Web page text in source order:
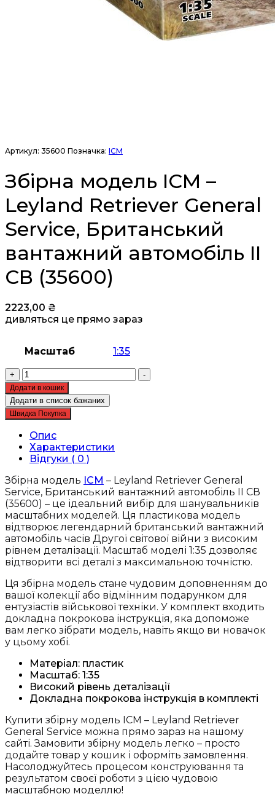
Артикул: 35600 Позначка: ICM
Збірна модель ICM –
Leyland Retriever General
Service, Британський
вантажний автомобіль II
СВ (35600)
2223,00 ₴
дивляться це прямо зараз
Масштаб 1:35
+
Збірна
модель
ICM
-
Leyland
Retriever
General
Service,
Британський
вантажний
автомобіль
II
СВ
(35600)
кількість
-
Додати в кошик
Додати в список бажаних
Швидка Покупка
Опис
Характеристики
Відгуки ( 0 )
Збірна модель ICM – Leyland Retriever General
Service, Британський вантажний автомобіль II СВ
(35600) – це ідеальний вибір для шанувальників
масштабних моделей. Ця пластикова модель
відтворює легендарний британський вантажний
автомобіль часів Другої світової війни з високим
рівнем деталізації. Масштаб моделі 1:35 дозволяє
відтворити всі деталі з максимальною точністю.
Ця збірна модель стане чудовим доповненням до
вашої колекції або відмінним подарунком для
ентузіастів військової техніки. У комплект входить
докладна покрокова інструкція, яка допоможе
вам легко зібрати модель, навіть якщо ви новачок
у цьому хобі.
Матеріал: пластик
Масштаб: 1:35
Високий рівень деталізації
Докладна покрокова інструкція в комплекті
Купити збірну модель ICM – Leyland Retriever
General Service можна прямо зараз на нашому
сайті. Замовити збірну модель легко – просто
додайте товар у кошик і оформіть замовлення.
Насолоджуйтесь процесом конструювання та
результатом своєї роботи з цією чудовою
масштабною моделлю!